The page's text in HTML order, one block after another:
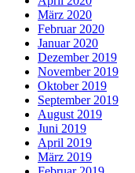
März 2020
Februar 2020
Januar 2020
Dezember 2019
November 2019
Oktober 2019
September 2019
August 2019
Juni 2019
April 2019
März 2019